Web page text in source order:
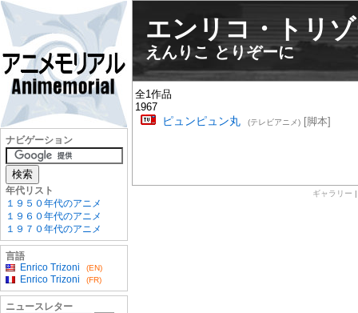
エンリコ・トリ
えんりこ とりぞーに
全1作品
1967
ピュンピュン丸 (テレビアニメ)[脚本]
ギャラリー
ナビゲーション
年代リスト
１９５０年代のアニメ
１９６０年代のアニメ
１９７０年代のアニメ
言語
Enrico Trizoni
(EN)
Enrico Trizoni (FR)
ニュースレター